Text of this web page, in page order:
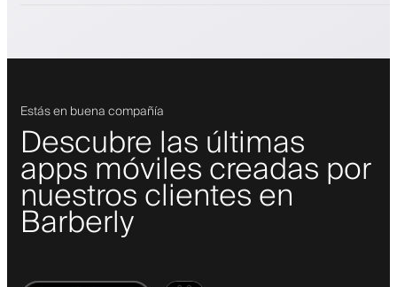
Estás en buena compañía
Descubre las últimas
apps móviles creadas por
nuestros clientes en
Barberly